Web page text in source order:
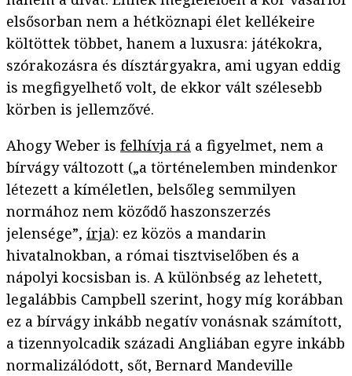
elsősorban nem a hétköznapi élet kellékeire
költöttek többet, hanem a luxusra: játékokra,
szórakozásra és dísztárgyakra, ami ugyan eddig
is megfigyelhető volt, de ekkor vált szélesebb
körben is jellemzővé.
Ahogy Weber is felhívja rá a figyelmet, nem a
bírvágy változott („a történelemben mindenkor
létezett a kíméletlen, belsőleg semmilyen
normához nem köződő haszonszerzés
jelensége”, írja): ez közös a mandarin
hivatalnokban, a római tisztviselőben és a
nápolyi kocsisban is. A különbség az lehetett,
legalábbis Campbell szerint, hogy míg korábban
ez a bírvágy inkább negatív vonásnak számított,
a tizennyolcadik századi Angliában egyre inkább
normalizálódott, sőt, Bernard Mandeville